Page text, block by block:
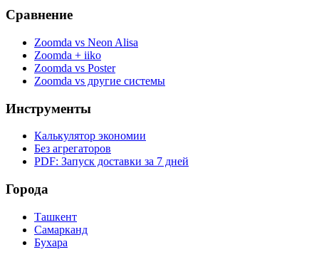
Сравнение
Zoomda vs Neon Alisa
Zoomda + iiko
Zoomda vs Poster
Zoomda vs другие системы
Инструменты
Калькулятор экономии
Без агрегаторов
PDF: Запуск доставки за 7 дней
Города
Ташкент
Самарканд
Бухара